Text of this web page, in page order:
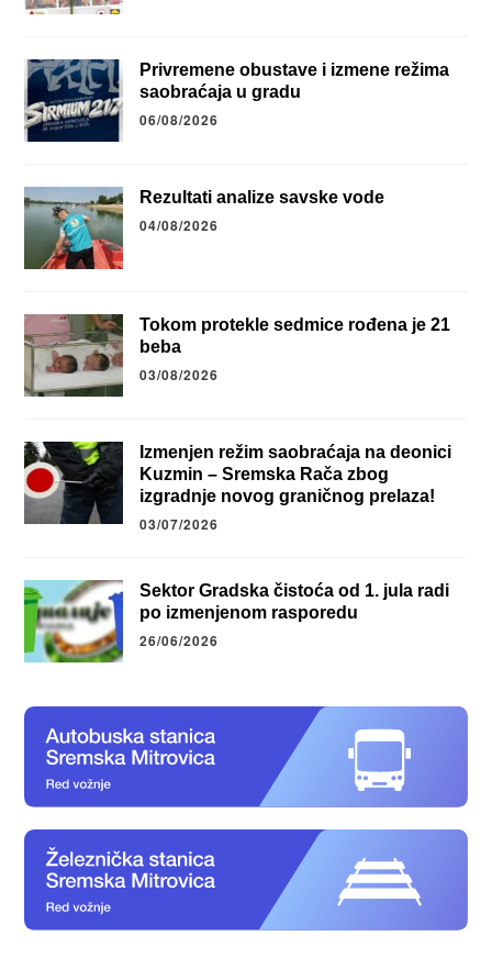
Privremene obustave i izmene režima
saobraćaja u gradu
06/08/2026
Rezultati analize savske vode
04/08/2026
Tokom protekle sedmice rođena je 21
beba
03/08/2026
Izmenjen režim saobraćaja na deonici
Kuzmin – Sremska Rača zbog
izgradnje novog graničnog prelaza!
03/07/2026
Sektor Gradska čistoća od 1. jula radi
po izmenjenom rasporedu
26/06/2026